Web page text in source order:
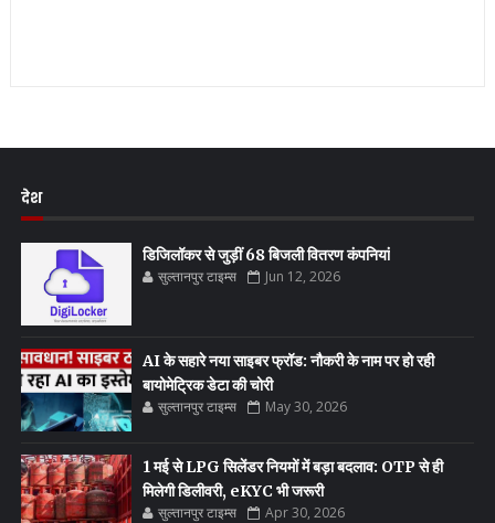
देश
डिजिलॉकर से जुड़ीं 68 बिजली वितरण कंपनियां
सुल्तानपुर टाइम्स Jun 12, 2026
AI के सहारे नया साइबर फ्रॉड: नौकरी के नाम पर हो रही
बायोमेट्रिक डेटा की चोरी
सुल्तानपुर टाइम्स May 30, 2026
1 मई से LPG सिलेंडर नियमों में बड़ा बदलाव: OTP से ही
मिलेगी डिलीवरी, eKYC भी जरूरी
सुल्तानपुर टाइम्स Apr 30, 2026